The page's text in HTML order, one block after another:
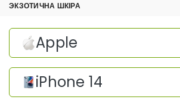
ЭКЗОТИЧНА ШКІРА
Apple
iPhone 14